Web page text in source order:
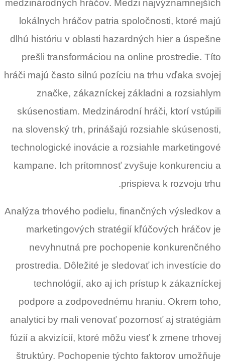
medzinárodných hráčov. Medzi najvýznamnejších
lokálnych hráčov patria spoločnosti, ktoré majú
dlhú históriu v oblasti hazardných hier a úspešne
prešli transformáciou na online prostredie. Títo
hráči majú často silnú pozíciu na trhu vďaka svojej
značke, zákazníckej základni a rozsiahlym
skúsenostiam. Medzinárodní hráči, ktorí vstúpili
na slovenský trh, prinášajú rozsiahle skúsenosti,
technologické inovácie a rozsiahle marketingové
kampane. Ich prítomnosť zvyšuje konkurenciu a
prispieva k rozvoju trhu.
Analýza trhového podielu, finančných výsledkov a
marketingových stratégií kľúčových hráčov je
nevyhnutná pre pochopenie konkurenčného
prostredia. Dôležité je sledovať ich investície do
technológií, ako aj ich prístup k zákazníckej
podpore a zodpovednému hraniu. Okrem toho,
analytici by mali venovať pozornosť aj stratégiám
fúzií a akvizícií, ktoré môžu viesť k zmene trhovej
štruktúry. Pochopenie týchto faktorov umožňuje